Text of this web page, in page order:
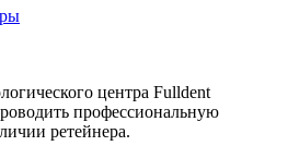
центра Fulldent
профессиональную
ретейнера.